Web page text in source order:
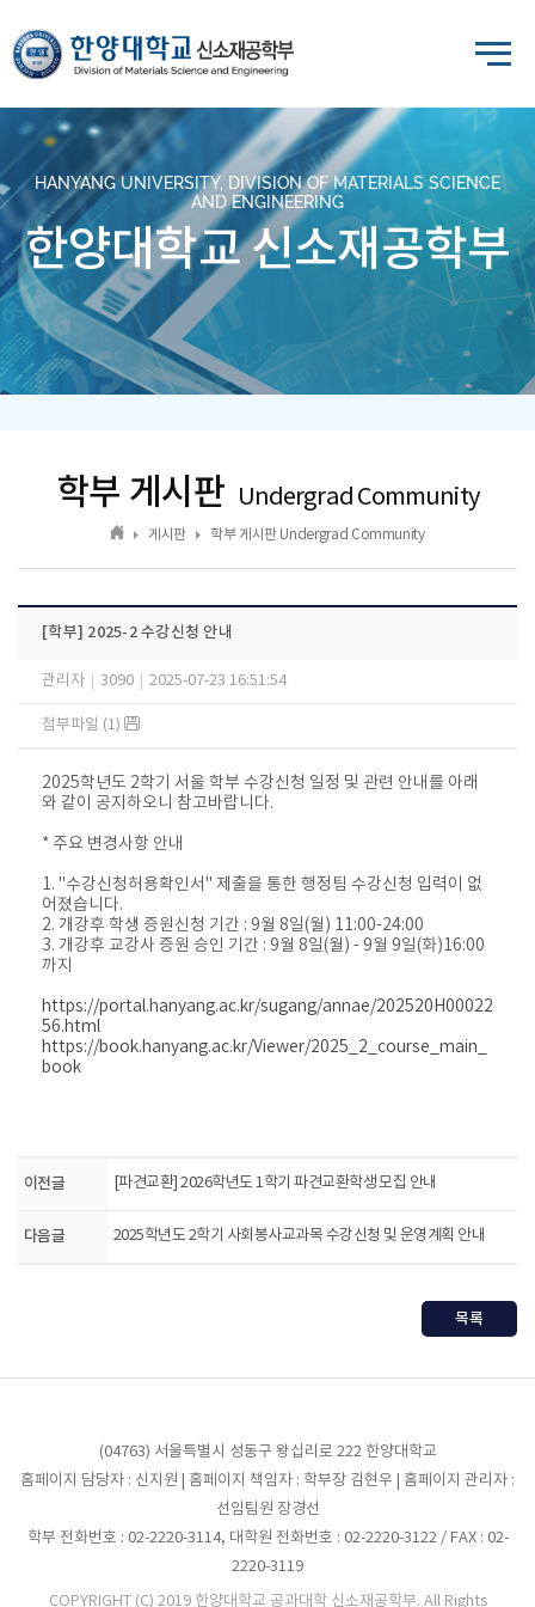
HANYANG UNIVERSITY, DIVISION OF MATERIALS SCIENCE
AND ENGINEERING
한양대학교 신소재공학부
학부 게시판 Undergrad Community
게시판 학부 게시판 Undergrad Community
[학부] 2025-2 수강신청 안내
관리자 3090 2025-07-23 16:51:54
첨부파일 (1)
2025학년도 2학기 서울 학부 수강신청 일정 및 관련 안내를 아래
와 같이 공지하오니 참고바랍니다.
* 주요 변경사항 안내
1. "수강신청허용확인서" 제출을 통한 행정팀 수강신청 입력이 없
어졌습니다.
2. 개강후 학생 증원신청 기간 : 9월 8일(월) 11:00-24:00
3. 개강후 교강사 증원 승인 기간 : 9월 8일(월) - 9월 9일(화)16:00
까지
https://portal.hanyang.ac.kr/sugang/annae/202520H00022
56.html
https://book.hanyang.ac.kr/Viewer/2025_2_course_main_
book
이전글 [파견교환] 2026학년도 1학기 파견교환학생 모집 안내
다음글 2025학년도 2학기 사회봉사교과목 수강신청 및 운영계획 안내
목록
(04763) 서울특별시 성동구 왕십리로 222 한양대학교
홈페이지 담당자 : 신지원 | 홈페이지 책임자 : 학부장 김현우 | 홈페이지 관리자 :
선임팀원 장경선
학부 전화번호 : 02-2220-3114, 대학원 전화번호 : 02-2220-3122 / FAX : 02-
2220-3119
COPYRIGHT (C) 2019 한양대학교 공과대학 신소재공학부. All Rights